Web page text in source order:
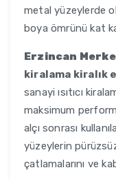
metal yüzeylerde
boya ömrünü kat
Erzincan
kiralama kiralık
sanayi ısıtıcı
maksimum
alçı sonrası
yüzeylerin
çatlamalarını ve